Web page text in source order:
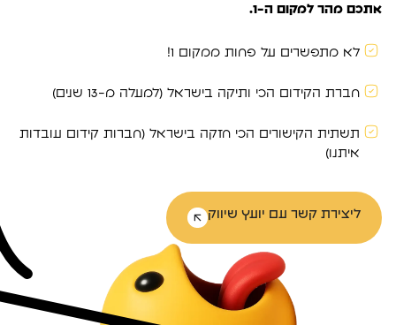
אתכם מהר למקום ה-1.
לא מתפשרים על פחות ממקום 1!
חברת הקידום הכי ותיקה בישראל (למעלה מ-13 שנים)
תשתית הקישורים הכי חזקה בישראל (חברות קידום עובדות
איתנו)
ליצירת קשר עם יועץ שיווק